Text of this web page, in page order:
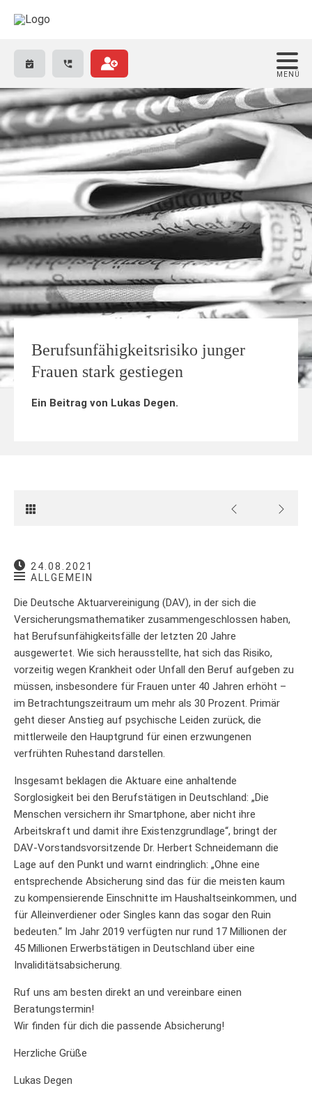
Berufsunfähigkeitsrisiko junger
Frauen stark gestiegen
Ein Beitrag von Lukas Degen.
24.08.2021
ALLGEMEIN
Die Deutsche Aktuarvereinigung (DAV), in der sich die
Versicherungsmathematiker zusammengeschlossen haben,
hat Berufsunfähigkeitsfälle der letzten 20 Jahre
ausgewertet. Wie sich herausstellte, hat sich das Risiko,
vorzeitig wegen Krankheit oder Unfall den Beruf aufgeben zu
müssen, insbesondere für Frauen unter 40 Jahren erhöht –
im Betrachtungszeitraum um mehr als 30 Prozent. Primär
geht dieser Anstieg auf psychische Leiden zurück, die
mittlerweile den Hauptgrund für einen erzwungenen
verfrühten Ruhestand darstellen.
Insgesamt beklagen die Aktuare eine anhaltende
Sorglosigkeit bei den Berufstätigen in Deutschland: „Die
Menschen versichern ihr Smartphone, aber nicht ihre
Arbeitskraft und damit ihre Existenzgrundlage“, bringt der
DAV-Vorstandsvorsitzende Dr. Herbert Schneidemann die
Lage auf den Punkt und warnt eindringlich: „Ohne eine
entsprechende Absicherung sind das für die meisten kaum
zu kompensierende Einschnitte im Haushaltseinkommen, und
für Alleinverdiener oder Singles kann das sogar den Ruin
bedeuten.“ Im Jahr 2019 verfügten nur rund 17 Millionen der
45 Millionen Erwerbstätigen in Deutschland über eine
Invaliditätsabsicherung.
Ruf uns am besten direkt an und vereinbare einen
Beratungstermin!
Wir finden für dich die passende Absicherung!
Herzliche Grüße
Lukas Degen